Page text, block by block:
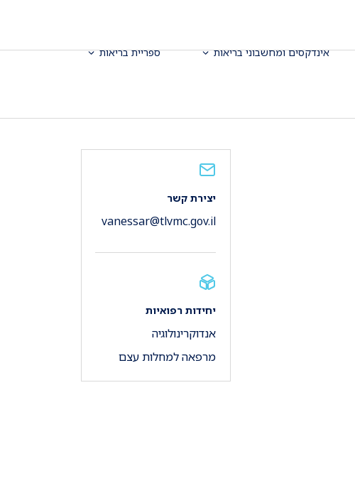
אינדקסים ומחשבוני בריאות ספריית בריאות
יצירת קשר
vanessar@tlvmc.gov.il
יחידות רפואיות
אנדוקרינולוגיה
מרפאה למחלות עצם